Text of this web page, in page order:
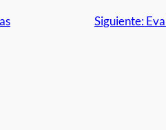
Siguiente: